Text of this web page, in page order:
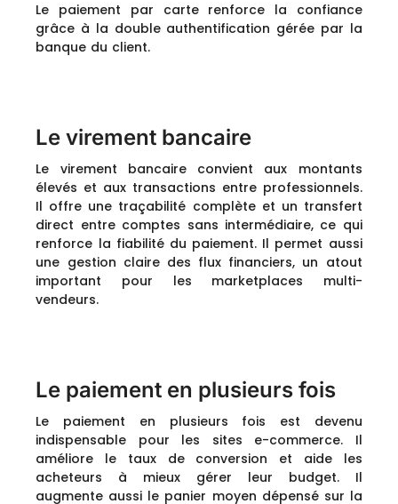
Le paiement par carte renforce la confiance
grâce à la double authentification gérée par la
banque du client.
Le virement bancaire
Le virement bancaire convient aux montants
élevés et aux transactions entre professionnels.
Il offre une traçabilité complète et un transfert
direct entre comptes sans intermédiaire, ce qui
renforce la fiabilité du paiement. Il permet aussi
une gestion claire des flux financiers, un atout
important pour les marketplaces multi-
vendeurs.
Le paiement en plusieurs fois
Le paiement en plusieurs fois est devenu
indispensable pour les sites e-commerce. Il
améliore le taux de conversion et aide les
acheteurs à mieux gérer leur budget. Il
augmente aussi le panier moyen dépensé sur la